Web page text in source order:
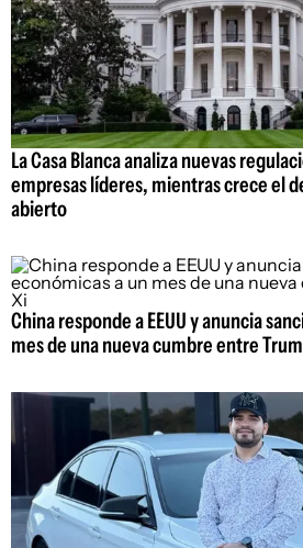
La Casa Blanca analiza nuevas
empresas líderes, mientras crece el
abierto
China responde a EEUU y anuncia
mes de una nueva cumbre entre